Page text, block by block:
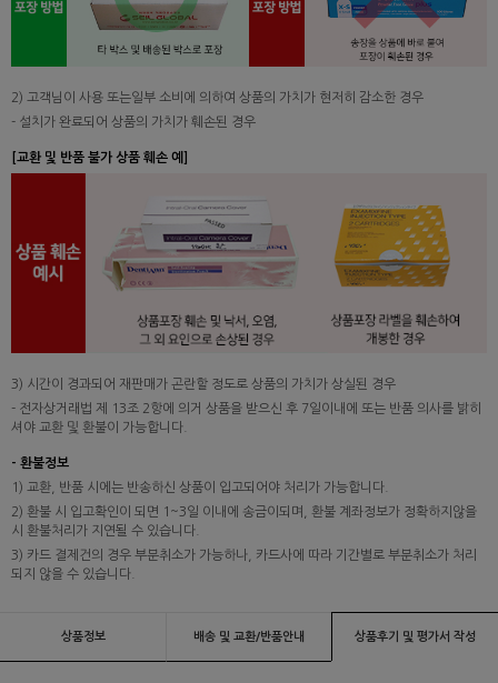
2) 고객님이 사용 또는일부 소비에 의하여 상품의 가치가 현저히 감소한 경우
- 설치가 완료되어 상품의 가치가 훼손된 경우
[교환 및 반품 불가 상품 훼손 예]
3) 시간이 경과되어 재판매가 곤란할 정도로 상품의 가치가 상실된 경우
- 전자상거래법 제 13조 2항에 의거 상품을 받으신 후 7일이내에 또는 반품 의사를 밝히
셔야 교환 및 환불이 가능합니다.
- 환불정보
1) 교환, 반품 시에는 반송하신 상품이 입고되어야 처리가 가능합니다.
2) 환불 시 입고확인이 되면 1~3일 이내에 송금이되며, 환불 계좌정보가 정확하지않을
시 환불처리가 지연될 수 있습니다.
3) 카드 결제건의 경우 부분취소가 가능하나, 카드사에 따라 기간별로 부분취소가 처리
되지 않을 수 있습니다.
상품정보 배송 및 교환/반품안내 상품후기 및 평가서 작성